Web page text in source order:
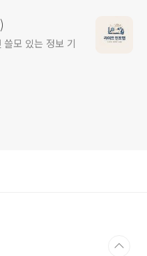
쓸모 있는 정보 기